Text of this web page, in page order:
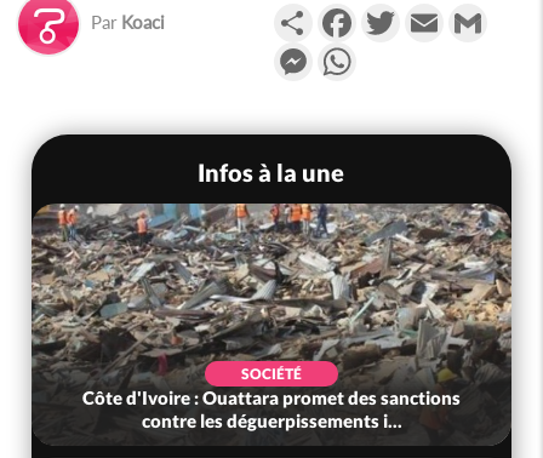
Par Koaci PartagerFacebookTwitterEmail
Messenger
Infos à la une
SOCIÉTÉ
Côte d'Ivoire : Ouattara promet des sanctions
contre les déguerpissements i...